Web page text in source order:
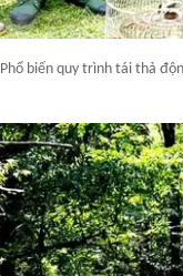
Phổ biến quy trình tái thả